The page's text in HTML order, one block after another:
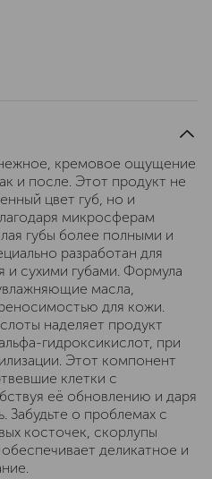
нежное, кремовое ощущение
и после. Этот продукт не
цвет губ, но и
микросферам
губы более полными и
разработан для
и сухими губами. Формула
масла,
для кожи.
наделяет продукт
гидроксикислот, при
Этот компонент
клетки с
её обновлению и даря
Забудьте о проблемах с
косточек, скорлупы
деликатное и